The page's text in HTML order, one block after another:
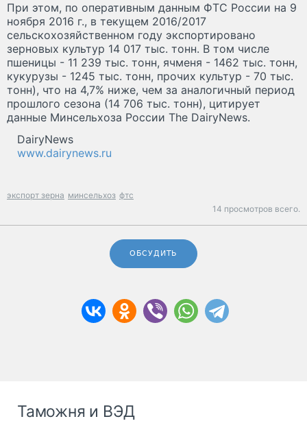
При этом, по оперативным данным ФТС России на 9
ноября 2016 г., в текущем 2016/2017
сельскохозяйственном году экспортировано
зерновых культур 14 017 тыс. тонн. В том числе
пшеницы - 11 239 тыс. тонн, ячменя - 1462 тыс. тонн,
кукурузы - 1245 тыс. тонн, прочих культур - 70 тыс.
тонн), что на 4,7% ниже, чем за аналогичный период
прошлого сезона (14 706 тыс. тонн), цитирует
данные Минсельхоза России The DairyNews.
DairyNews
www.dairynews.ru
экспорт зерна минсельхоз фтс
14 просмотров всего.
ОБСУДИТЬ
Таможня и ВЭД